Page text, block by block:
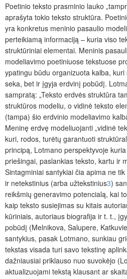
Poetinio teksto prasminio lauko
aprašyta tokio teksto struktūra.
yra konkretus meninio pasaulio
perteikiamą informaciją – kuria viso
struktūriniai elementai. Meninis
modeliavimo poetiniuose tekstuose
ypatingu būdu organizuota kalba,
seka, bet ir įgyja erdvinį pobūdį.
sampratą: „Teksto erdvės struktūra
struktūros modeliu, o vidinė teksto
(tampa) šio erdvinio modeliavimo
Meninę erdvę modeliuojanti „vidinė
kuri, rodos, turėtų garantuoti
principą, Lotmano perspektyvoje
priešingai, paslankias teksto, kartu ir
Sintagminiai santykiai čia apima ne
ir netekstinius (arba užtekstinius3)
reikšmių generavimo potencialą, kai
kaip teksto susiejimas su kitais
kūriniais, autoriaus biografija ir t. t.,
pobūdį (Melnikova, Salupere,
santykius, pasak Lotmano, sunkiau
tekstas visada turi savo tekstinę
dažniausiai priklauso nuo suvokėjo
aktualizuojami tekstą klausant ar